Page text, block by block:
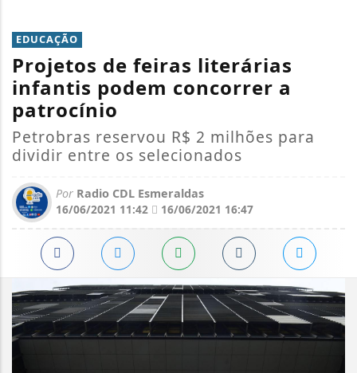
EDUCAÇÃO
Projetos de feiras literárias
infantis podem concorrer a
patrocínio
Petrobras reservou R$ 2 milhões para
dividir entre os selecionados
Por Radio CDL Esmeraldas
16/06/2021 11:42
16/06/2021 16:47